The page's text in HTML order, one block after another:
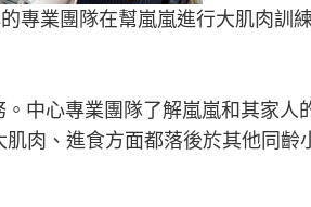
專業團隊在幫嵐嵐進行大肌肉訓練
中心專業團隊了解嵐嵐和其家人
肉、進食方面都落後於其他同